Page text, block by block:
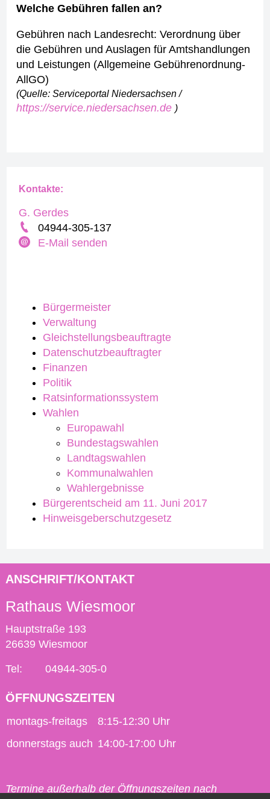
Welche Gebühren fallen an?
Gebühren nach Landesrecht: Verordnung über
die Gebühren und Auslagen für Amtshandlungen
und Leistungen (Allgemeine Gebührenordnung-
AllGO)
(Quelle: Serviceportal Niedersachsen /
https://service.niedersachsen.de )
Bürgermeister
Verwaltung
Gleichstellungsbeauftragte
Datenschutzbeauftragter
Finanzen
Politik
Ratsinformationssystem
Wahlen
Europawahl
Bundestagswahlen
Landtagswahlen
Kommunalwahlen
Wahlergebnisse
Bürgerentscheid am 11. Juni 2017
Hinweisgeberschutzgesetz
Kontakte:
G. Gerdes
04944-305-137
E-Mail senden
ANSCHRIFT/KONTAKT
Rathaus Wiesmoor
Hauptstraße 193
26639 Wiesmoor
Tel: 04944-305-0
ÖFFNUNGSZEITEN
montags-freitags
8:15-12:30 Uhr
donnerstags auch 14:00-17:00 Uhr
Termine außerhalb der Öffnungszeiten nach